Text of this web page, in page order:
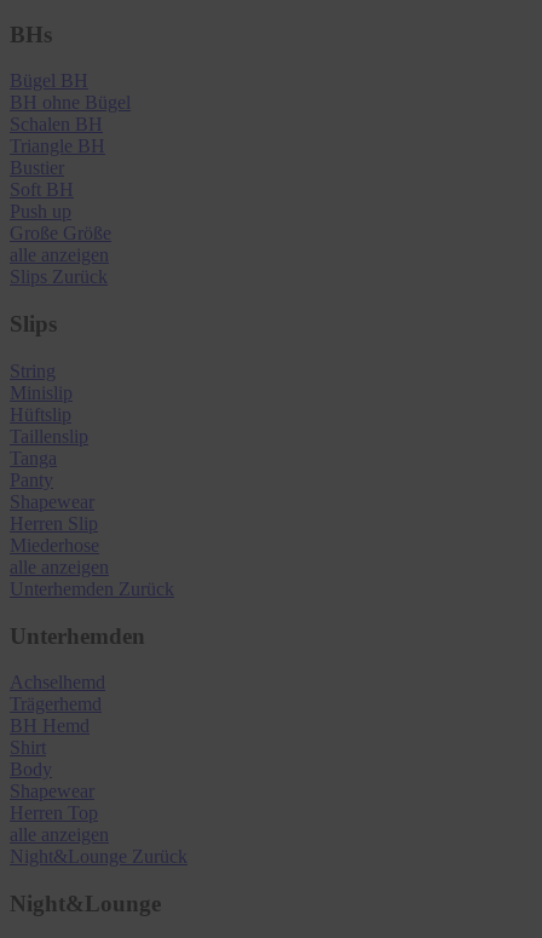
BHs
Bügel BH
BH ohne Bügel
Schalen BH
Triangle BH
Bustier
Soft BH
Push up
Große Größe
alle anzeigen
Slips Zurück
Slips
String
Minislip
Hüftslip
Taillenslip
Tanga
Panty
Shapewear
Herren Slip
Miederhose
alle anzeigen
Unterhemden Zurück
Unterhemden
Achselhemd
Trägerhemd
BH Hemd
Shirt
Body
Shapewear
Herren Top
alle anzeigen
Night&Lounge Zurück
Night&Lounge